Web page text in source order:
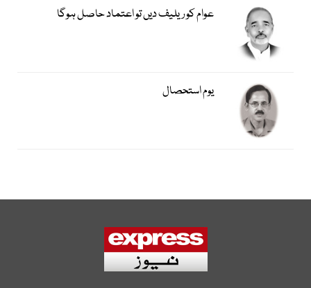
عوام کو ریلیف دیں تو اعتماد حاصل ہوگا
یوم استحصال